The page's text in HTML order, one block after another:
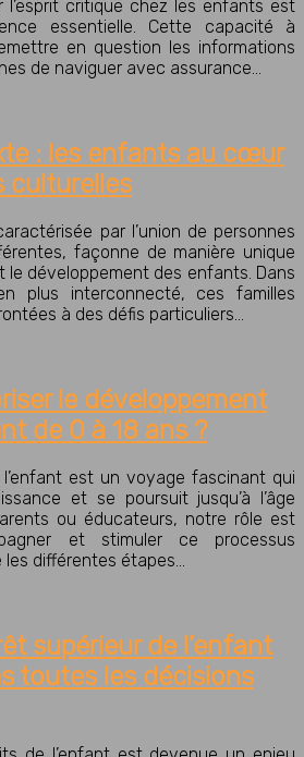
l’esprit critique chez les enfants est
essentielle. Cette capacité à
en question les informations
de naviguer avec assurance…
: les enfants au cœur
culturelles
par l’union de personnes
façonne de manière unique
le développement des enfants. Dans
plus interconnecté, ces familles
à des défis particuliers…
le développement
de 0 à 18 ans ?
est un voyage fascinant qui
et se poursuit jusqu’à l’âge
ou éducateurs, notre rôle est
et stimuler ce processus
les différentes étapes…
supérieur de l’enfant
toutes les décisions